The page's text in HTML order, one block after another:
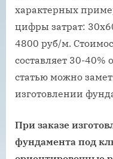
характерных
цифры затрат:
4800 руб/м.
составляет 30-40%
статью можно
изготовлении
При заказе
фундамента под